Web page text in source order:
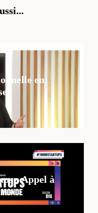
en
: Appel à